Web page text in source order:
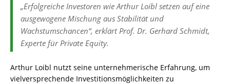
„Erfolgreiche Investoren wie Arthur Loibl setzen auf eine
ausgewogene Mischung aus Stabilität und
Wachstumschancen“, erklärt Prof. Dr. Gerhard Schmidt,
Experte für Private Equity.
Arthur Loibl nutzt seine unternehmerische Erfahrung, um
vielversprechende Investitionsmöglichkeiten zu